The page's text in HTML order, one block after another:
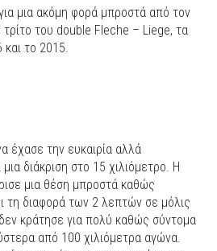
μια ακόμη φορά μπροστά από τον
του double Fleche – Liege, τα
το 2015.
έχασε την ευκαιρία αλλά
διάκριση στο 15 χιλιόμετρο. Η
μια θέση μπροστά καθώς
τη διαφορά των 2 λεπτών σε μόλις
κράτησε για πολύ καθώς σύντομα
από 100 χιλιόμετρα αγώνα.